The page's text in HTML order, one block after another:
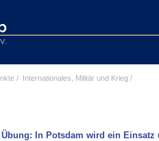
/ Internationales, Militär und Krieg /
In Potsdam wird ein